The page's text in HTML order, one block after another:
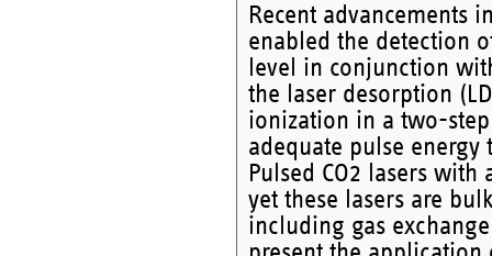
Recent advancements
enabled the detection
level in conjunction
the laser desorption
ionization in a two-
adequate pulse
Pulsed CO2 lasers
yet these lasers are
including gas